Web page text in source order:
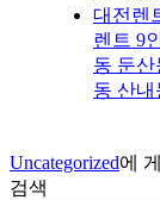
대전렌
렌트 9
동 둔
동 산
Uncategorized에
검색